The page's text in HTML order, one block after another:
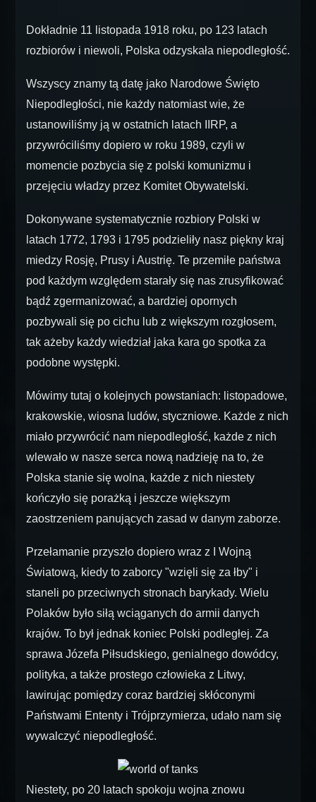
Dokładnie 11 listopada 1918 roku, po 123 latach
rozbiorów i niewoli, Polska odzyskała niepodległość.
Wszyscy znamy tą datę jako Narodowe Święto
Niepodległości, nie każdy natomiast wie, że
ustanowiliśmy ją w ostatnich latach IIRP, a
przywróciliśmy dopiero w roku 1989, czyli w
momencie pozbycia się z polski komunizmu i
przejęciu władzy przez Komitet Obywatelski.
Dokonywane systematycznie rozbiory Polski w
latach 1772, 1793 i 1795 podzieliły nasz piękny kraj
miedzy Rosję, Prusy i Austrię. Te przemiłe państwa
pod każdym względem starały się nas zrusyfikować
bądź zgermanizować, a bardziej opornych
pozbywali się po cichu lub z większym rozgłosem,
tak ażeby każdy wiedział jaka kara go spotka za
podobne występki.
Mówimy tutaj o kolejnych powstaniach: listopadowe,
krakowskie, wiosna ludów, styczniowe. Każde z nich
miało przywrócić nam niepodległość, każde z nich
wlewało w nasze serca nową nadzieję na to, że
Polska stanie się wolna, każde z nich niestety
kończyło się porażką i jeszcze większym
zaostrzeniem panujących zasad w danym zaborze.
Przełamanie przyszło dopiero wraz z I Wojną
Światową, kiedy to zaborcy "wzięli się za łby" i
staneli po przeciwnych stronach barykady. Wielu
Polaków było siłą wciąganych do armii danych
krajów. To był jednak koniec Polski podległej. Za
sprawa Józefa Piłsudskiego, genialnego dowódcy,
polityka, a także prostego człowieka z Litwy,
lawirując pomiędzy coraz bardziej skłóconymi
Państwami Ententy i Trójprzymierza, udało nam się
wywalczyć niepodległość.
Niestety, po 20 latach spokoju wojna znowu